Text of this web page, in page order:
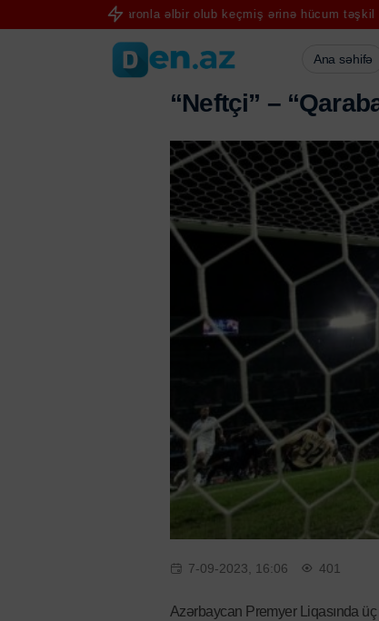
Narkobaronla əlbir olub keçmiş ərinə hücum təşkil etdi: 9 il həbs
Ana səhifə
“Neftçi” – “Qarab
7-09-2023, 16:06 401
Azərbaycan Premyer Liqasında